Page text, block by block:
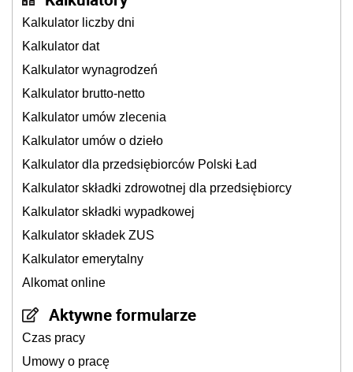
Kalkulator liczby dni
Kalkulator dat
Kalkulator wynagrodzeń
Kalkulator brutto-netto
Kalkulator umów zlecenia
Kalkulator umów o dzieło
Kalkulator dla przedsiębiorców Polski Ład
Kalkulator składki zdrowotnej dla przedsiębiorcy
Kalkulator składki wypadkowej
Kalkulator składek ZUS
Kalkulator emerytalny
Alkomat online
Aktywne formularze
Czas pracy
Umowy o pracę